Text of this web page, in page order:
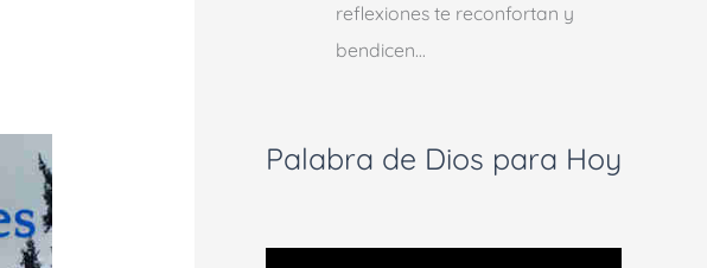
reflexiones te reconfortan y
bendicen…
Palabra de Dios para Hoy